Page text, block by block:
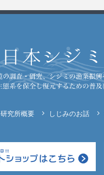
研究所概要 しじみのお話